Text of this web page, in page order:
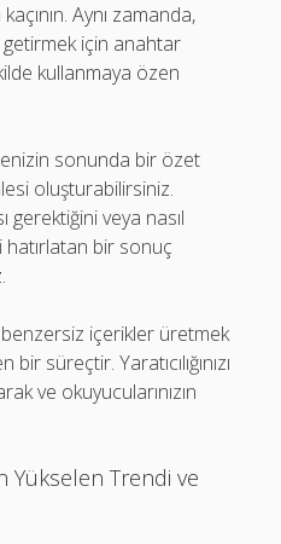
Aynı zamanda,
için anahtar
kullanmaya özen
sonunda bir özet
oluşturabilirsiniz.
gerektiğini veya nasıl
hatırlatan bir sonuç
içerikler üretmek
süreçtir. Yaratıcılığınızı
ve okuyucularınızın
Yükselen Trendi ve